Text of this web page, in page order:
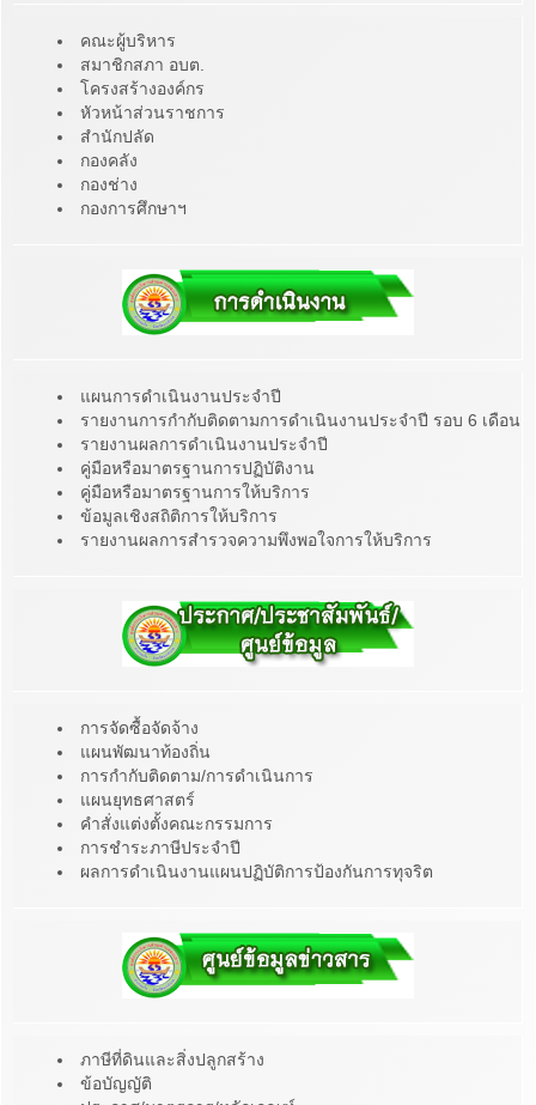
คณะผู้บริหาร
สมาชิกสภา อบต.
โครงสร้างองค์กร
หัวหน้าส่วนราชการ
สำนักปลัด
กองคลัง
กองช่าง
กองการศึกษาฯ
แผนการดำเนินงานประจำปี
รายงานการกำกับติดตามการดำเนินงานประจำปี รอบ 6 เดือน
รายงานผลการดำเนินงานประจำปี
คู่มือหรือมาตรฐานการปฏิบัติงาน
คู่มือหรือมาตรฐานการให้บริการ
ข้อมูลเชิงสถิติการให้บริการ
รายงานผลการสำรวจความพึงพอใจการให้บริการ
การจัดซื้อจัดจ้าง
แผนพัฒนาท้องถิ่น
การกำกับติดตาม/การดำเนินการ
แผนยุทธศาสตร์
คำสั่งแต่งตั้งคณะกรรมการ
การชำระภาษีประจำปี
ผลการดำเนินงานแผนปฏิบัติการป้องกันการทุจริต
ภาษีที่ดินและสิ่งปลูกสร้าง
ข้อบัญญัติ